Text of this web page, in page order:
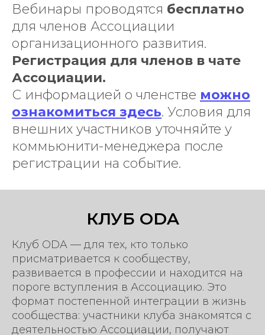
Вебинары проводятся бесплатно
для членов Ассоциации
организационного развития.
Регистрация для членов в чате
Ассоциации.
С информацией о членстве можно
ознакомиться здесь. Условия для
внешних участников уточняйте у
коммьюнити-менеджера после
регистрации на событие.
КЛУБ ODA
Клуб ODA — для тех, кто только
присматривается к сообществу,
развивается в профессии и находится на
пороге вступления в Ассоциацию. Это
формат постепенной интеграции в жизнь
сообщества: участники клуба знакомятся с
деятельностью Ассоциации, получают